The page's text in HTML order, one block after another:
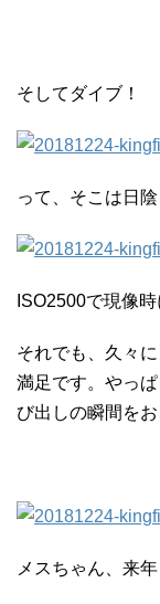
そしてダイブ！
って、そこは日陰
ISO2500で現像
それでも、久々
満足です。やっ
び出しの瞬間をお
メスちゃん、来